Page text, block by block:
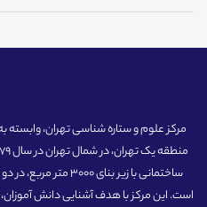
مرکز علوم و ستاره شناسی تهران،
ساختمانی با زیر بنای
است. این مرکز با هدف آشنایی دانش